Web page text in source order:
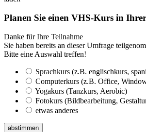
Planen Sie einen VHS-Kurs in
Danke für Ihre Teilnahme
Sie haben bereits an dieser Umfrage
Bitte eine Auswahl treffen!
Sprachkurs (z.B. englischkurs,
Computerkurs (z.B. Office,
Yogakurs (Tanzkurs, Aerobic)
Fotokurs (Bildbearbeitung,
etwas anderes
abstimmen